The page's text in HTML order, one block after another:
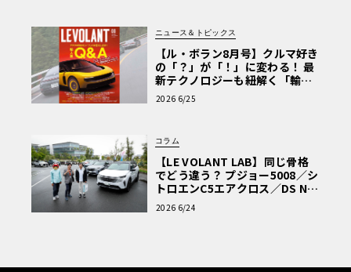
ニュース＆トピックス
【ル・ボラン8月号】クルマ好き
の「？」が「！」に変わる！ 最
新テクノロジーも紐解く「輸入
車Q&A」
2026 6/25
コラム
【LE VOLANT LAB】同じ骨格
でどう違う？ プジョー5008／シ
トロエンC5エアクロス／DS Nº4
読者一気乗りレポート
2026 6/24